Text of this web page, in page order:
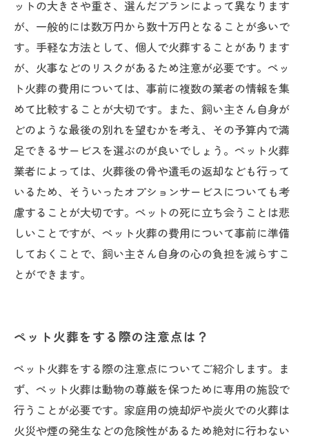
ットの大きさや重さ、選んだプランによって異なります
が、一般的には数万円から数十万円となることが多いで
す。手軽な方法として、個人で火葬することがあります
が、火事などのリスクがあるため注意が必要です。ペッ
ト火葬の費用については、事前に複数の業者の情報を集
めて比較することが大切です。また、飼い主さん自身が
どのような最後の別れを望むかを考え、その予算内で満
足できるサービスを選ぶのが良いでしょう。ペット火葬
業者によっては、火葬後の骨や遺毛の返却なども行って
いるため、そういったオプションサービスについても考
慮することが大切です。ペットの死に立ち会うことは悲
しいことですが、ペット火葬の費用について事前に準備
しておくことで、飼い主さん自身の心の負担を減らすこ
とができます。
ペット火葬をする際の注意点は？
ペット火葬をする際の注意点についてご紹介します。ま
ず、ペット火葬は動物の尊厳を保つために専用の施設で
行うことが必要です。家庭用の焼却炉や炭火での火葬は
火災や煙の発生などの危険性があるため絶対に行わない